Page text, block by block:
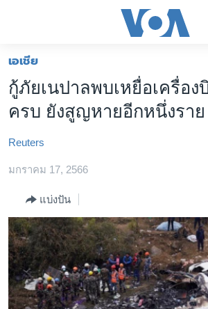
ต่อ
ข้าม
ไป
เนื้อหา
ข้าม
ไป
ข้าม
ไป
การ
ค้นหา
โลก
เอเชีย
สหรัฐฯ
ไทย
ธุรกิจ
วิทยาศาสตร์
สังคมและสุขภาพ
ไลฟ์สไตล์
ตรวจสอบข่าว
เอเชีย
กู้ภัยเนปาลพบเหยื่อเครื่อง
ครบ ยังสูญหายอีกหนึ่งราย
Reuters
มกราคม 17, 2566
แบ่งปัน